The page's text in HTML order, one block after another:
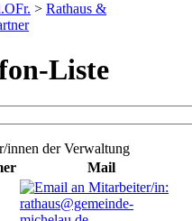
> Rathaus &
Liste
innen der Verwaltung
Mail